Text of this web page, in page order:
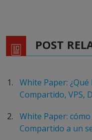
POST
White Paper:
Compartido, VPS,
White Paper:
Compartido a un